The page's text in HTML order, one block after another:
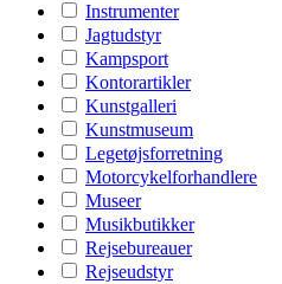
Instrumenter
Jagtudstyr
Kampsport
Kontorartikler
Kunstgalleri
Kunstmuseum
Legetøjsforretning
Motorcykelforhandlere
Museer
Musikbutikker
Rejsebureauer
Rejseudstyr